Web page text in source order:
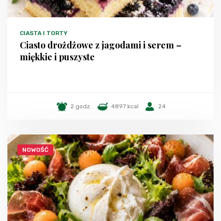
CIASTA I TORTY
Ciasto drożdżowe z jagodami i serem –
miękkie i puszyste
2 godz. 4897 kcal 24
NOWOŚĆ